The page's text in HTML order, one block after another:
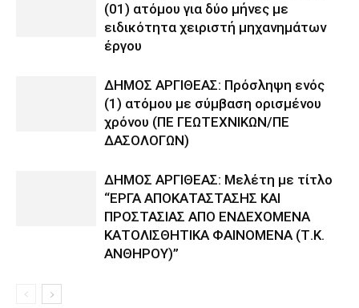
(01) ατόμου για δύο μήνες με
ειδικότητα χειριστή μηχανημάτων
έργου
ΔΗΜΟΣ ΑΡΓΙΘΕΑΣ: Πρόσληψη ενός
(1) ατόμου με σύμβαση ορισμένου
χρόνου (ΠΕ ΓΕΩΤΕΧΝΙΚΩΝ/ΠΕ
ΔΑΣΟΛΟΓΩΝ)
ΔΗΜΟΣ ΑΡΓΙΘΕΑΣ: Μελέτη με τίτλο
“ΕΡΓΑ ΑΠΟΚΑΤΑΣΤΑΣΗΣ ΚΑΙ
ΠΡΟΣΤΑΣΙΑΣ ΑΠΟ ΕΝΔΕΧΟΜΕΝΑ
ΚΑΤΟΛΙΣΘΗΤΙΚΑ ΦΑΙΝΟΜΕΝΑ (Τ.Κ.
ΑΝΘΗΡΟΥ)”